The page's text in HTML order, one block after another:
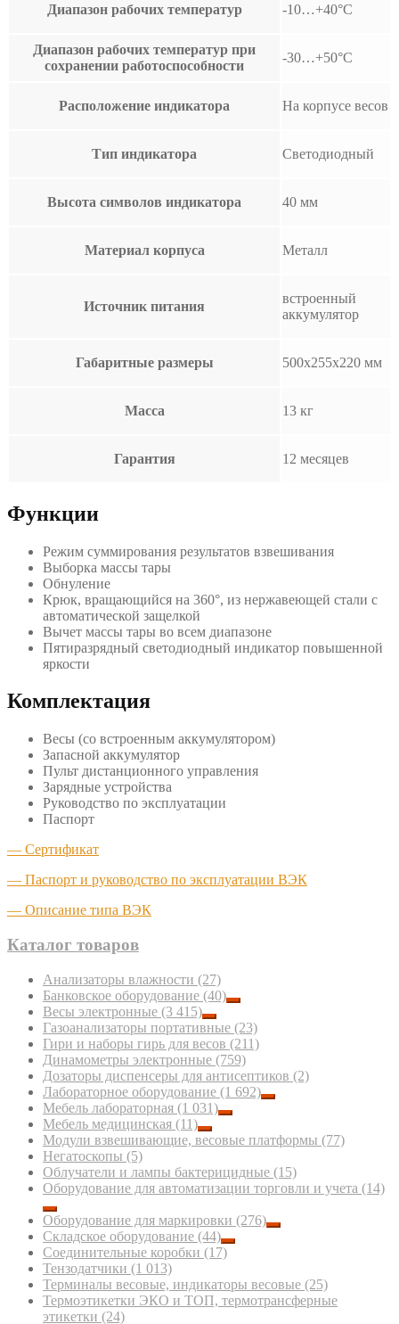
Диапазон рабочих температур -10…+40°С
Диапазон рабочих температур при
сохранении работоспособности
-30…+50°С
Расположение индикатора На корпусе весов
Тип индикатора Светодиодный
Высота символов индикатора 40 мм
Материал корпуса Металл
Источник питания
встроенный
аккумулятор
Габаритные размеры 500х255х220 мм
Масса 13 кг
Гарантия 12 месяцев
Функции
Режим суммирования результатов взвешивания
Выборка массы тары
Обнуление
Крюк, вращающийся на 360°, из нержавеющей стали с
автоматической защелкой
Вычет массы тары во всем диапазоне
Пятиразрядный светодиодный индикатор повышенной
яркости
Комплектация
Весы (со встроенным аккумулятором)
Запасной аккумулятор
Пульт дистанционного управления
Зарядные устройства
Руководство по эксплуатации
Паспорт
— Сертификат
— Паспорт и руководство по эксплуатации ВЭК
— Описание типа ВЭК
Каталог товаров
Анализаторы влажности (27)
Банковское оборудование (40)
Весы электронные (3 415)
Газоанализаторы портативные (23)
Гири и наборы гирь для весов (211)
Динамометры электронные (759)
Дозаторы диспенсеры для антисептиков (2)
Лабораторное оборудование (1 692)
Мебель лабораторная (1 031)
Мебель медицинская (11)
Модули взвешивающие, весовые платформы (77)
Негатоскопы (5)
Облучатели и лампы бактерицидные (15)
Оборудование для автоматизации торговли и учета (14)
Оборудование для маркировки (276)
Складское оборудование (44)
Соединительные коробки (17)
Тензодатчики (1 013)
Терминалы весовые, индикаторы весовые (25)
Термоэтикетки ЭКО и ТОП, термотрансферные
этикетки (24)